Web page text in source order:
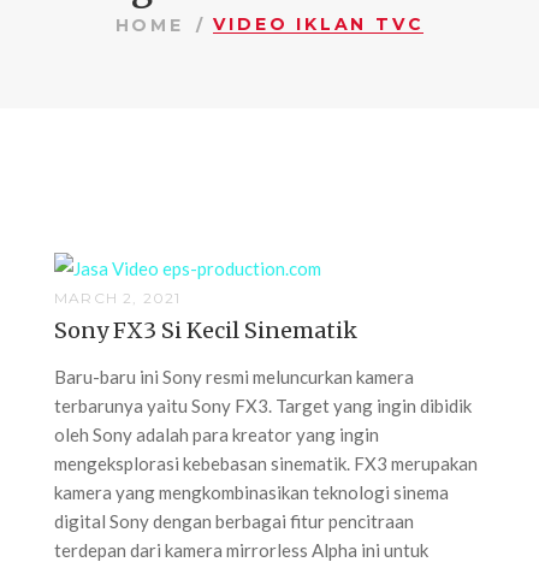
HOME VIDEO IKLAN TVC
MARCH 2, 2021
Sony FX3 Si Kecil Sinematik
Baru-baru ini Sony resmi meluncurkan kamera
terbarunya yaitu Sony FX3. Target yang ingin dibidik
oleh Sony adalah para kreator yang ingin
mengeksplorasi kebebasan sinematik. FX3 merupakan
kamera yang mengkombinasikan teknologi sinema
digital Sony dengan berbagai fitur pencitraan
terdepan dari kamera mirrorless Alpha ini untuk